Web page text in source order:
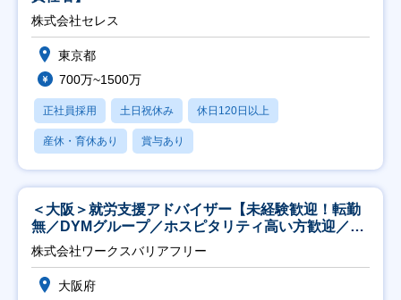
株式会社セレス
東京都
700万~1500万
正社員採用 土日祝休み 休日120日以上
産休・育休あり 賞与あり
＜大阪＞就労支援アドバイザー【未経験歓迎！転勤
無／DYMグループ／ホスピタリティ高い方歓迎／土
日祝】
株式会社ワークスバリアフリー
大阪府